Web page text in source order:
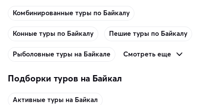
Комбинированные туры по Байкалу
Конные туры по Байкалу Пешие туры по Байкалу
Рыболовные туры на Байкале Смотреть еще
Подборки туров на Байкал
Активные туры на Байкал